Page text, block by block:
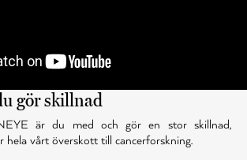
gör skillnad
är du med och gör en stor skillnad,
hela vårt överskott till cancerforskning.